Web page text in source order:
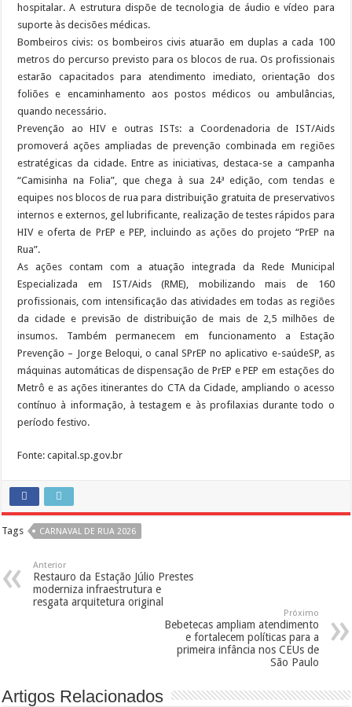
hospitalar. A estrutura dispõe de tecnologia de áudio e vídeo para
suporte às decisões médicas.
Bombeiros civis: os bombeiros civis atuarão em duplas a cada 100
metros do percurso previsto para os blocos de rua. Os profissionais
estarão capacitados para atendimento imediato, orientação dos
foliões e encaminhamento aos postos médicos ou ambulâncias,
quando necessário.
Prevenção ao HIV e outras ISTs: a Coordenadoria de IST/Aids
promoverá ações ampliadas de prevenção combinada em regiões
estratégicas da cidade. Entre as iniciativas, destaca-se a campanha
“Camisinha na Folia”, que chega à sua 24ª edição, com tendas e
equipes nos blocos de rua para distribuição gratuita de preservativos
internos e externos, gel lubrificante, realização de testes rápidos para
HIV e oferta de PrEP e PEP, incluindo as ações do projeto “PrEP na
Rua”.
As ações contam com a atuação integrada da Rede Municipal
Especializada em IST/Aids (RME), mobilizando mais de 160
profissionais, com intensificação das atividades em todas as regiões
da cidade e previsão de distribuição de mais de 2,5 milhões de
insumos. Também permanecem em funcionamento a Estação
Prevenção – Jorge Beloqui, o canal SPrEP no aplicativo e-saúdeSP, as
máquinas automáticas de dispensação de PrEP e PEP em estações do
Metrô e as ações itinerantes do CTA da Cidade, ampliando o acesso
contínuo à informação, à testagem e às profilaxias durante todo o
período festivo.
Fonte: capital.sp.gov.br
Tags CARNAVAL DE RUA 2026
Anterior
Restauro da Estação Júlio Prestes
moderniza infraestrutura e
resgata arquitetura original
Próximo
Bebetecas ampliam atendimento
e fortalecem políticas para a
primeira infância nos CEUs de
São Paulo
Artigos Relacionados